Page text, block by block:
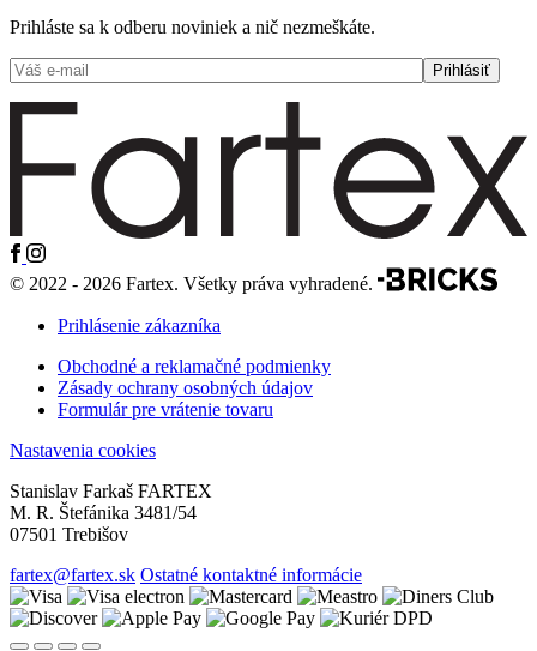
Prihláste sa k odberu noviniek a nič nezmeškáte.
© 2022 - 2026 Fartex. Všetky práva vyhradené.
Prihlásenie zákazníka
Obchodné a reklamačné podmienky
Zásady ochrany osobných údajov
Formulár pre vrátenie tovaru
Nastavenia cookies
Stanislav Farkaš FARTEX
M. R. Štefánika 3481/54
07501 Trebišov
fartex@fartex.sk Ostatné kontaktné informácie